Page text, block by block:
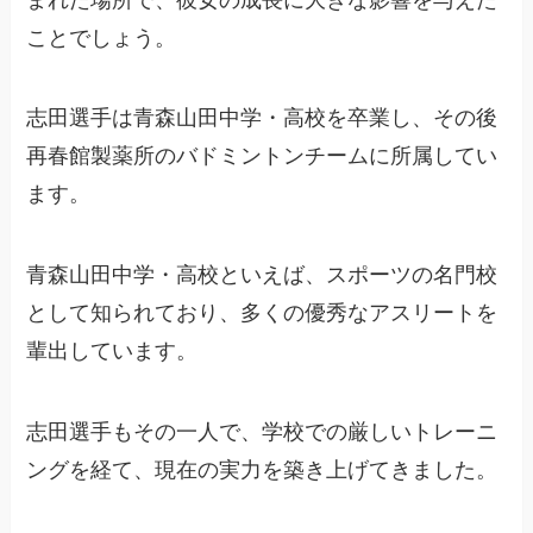
ことでしょう。
志田選手は青森山田中学・高校を卒業し、その後
再春館製薬所のバドミントンチームに所属してい
ます。
青森山田中学・高校といえば、スポーツの名門校
として知られており、多くの優秀なアスリートを
輩出しています。
志田選手もその一人で、学校での厳しいトレーニ
ングを経て、現在の実力を築き上げてきました。